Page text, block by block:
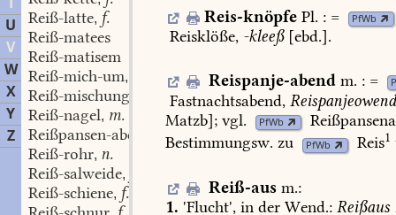
U
V
W
X
Y
Z
Reiß-latte, f.
Reiß-matees
Reiß-matisem
Reiß-mich-um,
Reiß-mischung
Reiß-nagel, m.
Reißpansen-abend
m.
Reiß-rohr, n.
Reiß-salweide,
Reiß-schiene, f.
Reis-knöpfe Pl. := PfWb
Reisklöße, -kleeß[ebd.].
Reispanje-abend m. :=
Fastnachtsabend, Reispanjeowend
Matzb]; vgl. PfWb
Bestimmungsw. zu PfWb Reis1
Reiß-aus m.:
1. 'Flucht', in der Wend.: Reißaus